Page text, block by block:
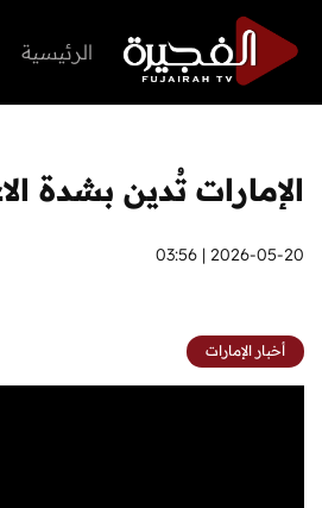
الرئيسية
الإمارات تُدين بشدة
2026-05-20 | 03:56
أخبار الإمارات